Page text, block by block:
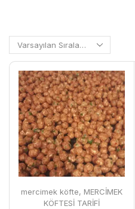
mercimek köfte, MERCİMEK
KÖFTESİ TARİFİ